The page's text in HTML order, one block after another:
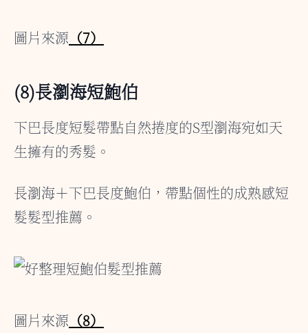
圖片來源 （7）
(8)長瀏海短鮑伯
下巴長度短髮帶點自然捲度的S型瀏海宛如天
生擁有的秀髮。
長瀏海＋下巴長度鮑伯，帶點個性的成熟感短
髮髮型推薦。
圖片來源 （8）